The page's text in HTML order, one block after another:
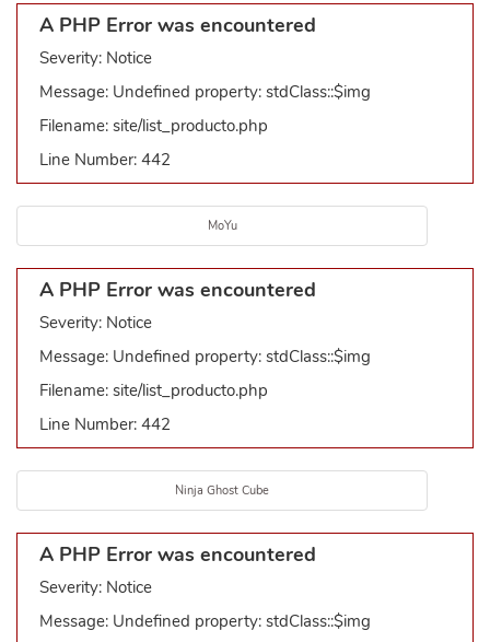
A PHP Error was encountered
Severity: Notice
Message: Undefined property: stdClass::$img
Filename: site/list_producto.php
Line Number: 442
MoYu
A PHP Error was encountered
Severity: Notice
Message: Undefined property: stdClass::$img
Filename: site/list_producto.php
Line Number: 442
Ninja Ghost Cube
A PHP Error was encountered
Severity: Notice
Message: Undefined property: stdClass::$img